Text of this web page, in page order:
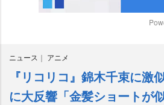
ニュース アニメ
『リコリコ』錦木千束に激
に大反響「金髪ショートが